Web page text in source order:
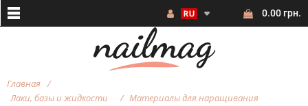
0.00 грн.
Главная
Лаки, базы и жидкости
Материалы для наращивания